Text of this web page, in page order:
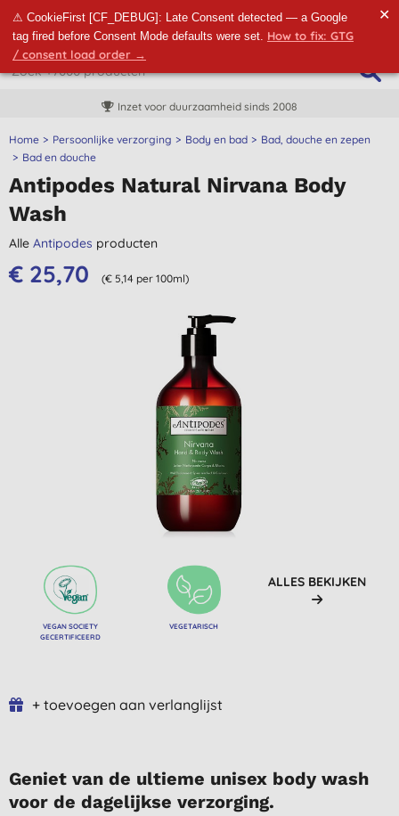
⚠ CookieFirst [CF_DEBUG]: Late Consent detected — a Google
tag fired before Consent Mode defaults were set. How to fix: GTG
/ consent load order →
✕
Inzet voor duurzaamheid sinds 2008
Home Persoonlijke verzorging Body en bad
Bad, douche en zepen
Bad en douche
Antipodes Natural Nirvana Body
Wash
Alle Antipodes producten
€ 25,70 (€ 5,14 per 100ml)
VEGAN SOCIETY
GECERTIFICEERD
VEGETARISCH
ALLES BEKIJKEN
+ toevoegen aan verlanglijst
Geniet van de ultieme unisex body wash
voor de dagelijkse verzorging.